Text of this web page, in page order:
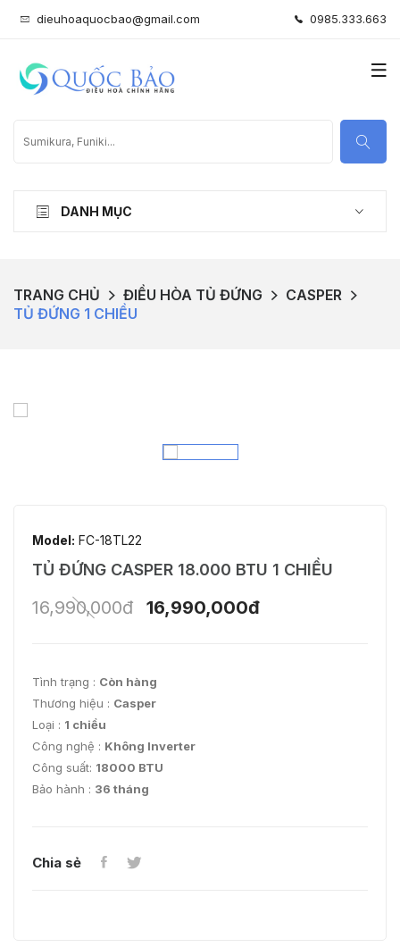
dieuhoaquocbao@gmail.com 0985.333.663
DANH MỤC
TRANG CHỦ ĐIỀU HÒA TỦ ĐỨNG
CASPER
TỦ ĐỨNG 1 CHIỀU
Model: FC-18TL22
TỦ ĐỨNG CASPER 18.000 BTU 1 CHIỀU
16,990,000đ 16,990,000đ
Tình trạng : Còn hàng
Thương hiệu : Casper
Loại : 1 chiều
Công nghệ : Không Inverter
Công suất: 18000 BTU
Bảo hành : 36 tháng
Chia sẻ